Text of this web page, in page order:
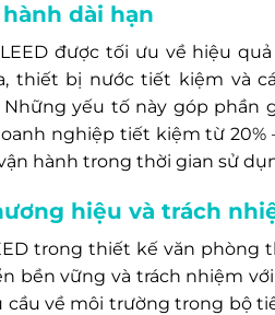
dài hạn
được tối ưu về hiệu
thiết bị nước tiết kiệm và
yếu tố này góp phần
nghiệp tiết kiệm từ 20%
hành trong thời gian sử
hiệu và trách
trong thiết kế văn phòng
bền vững và trách nhiệm
về môi trường trong bộ